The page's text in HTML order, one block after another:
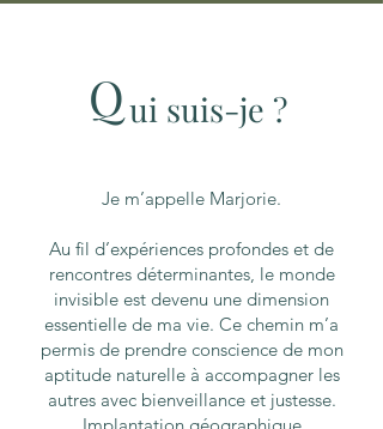
ui suis-je ?
Q
Je m’appelle Marjorie.
Au fil d’expériences profondes et de
rencontres déterminantes, le monde
invisible est devenu une dimension
essentielle de ma vie. Ce chemin m’a
permis de prendre conscience de mon
aptitude naturelle à accompagner les
autres avec bienveillance et justesse.